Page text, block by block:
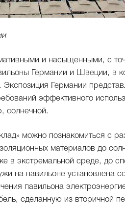
и насыщенными, с
Германии и Швеции, в
Экспозиция Германии
эффективного
солнечной.
можно познакомиться с
материалов до
в экстремальной среде, до
на павильоне установлена
павильона
сделанную из вторичной